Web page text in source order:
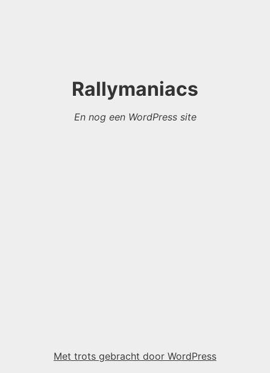
Rallymaniacs
En nog een WordPress site
Met trots gebracht door WordPress